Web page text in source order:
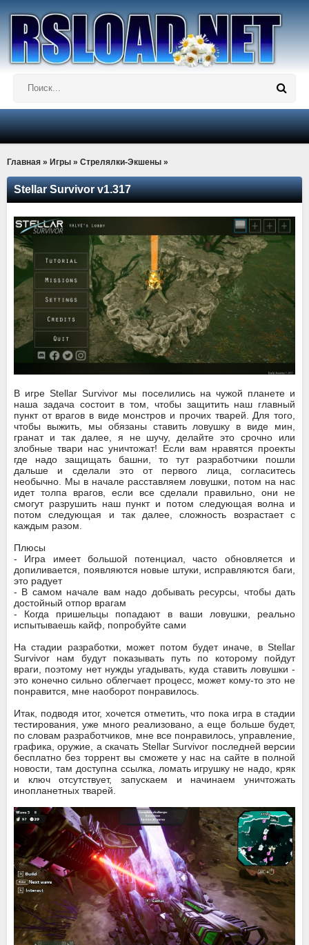
Главная » Игры » Стрелялки-Экшены »
Stellar Survivor v1.317
В игре Stellar Survivor мы поселились на чужой планете и
наша задача состоит в том, чтобы защитить наш главный
пункт от врагов в виде монстров и прочих тварей. Для того,
чтобы выжить, мы обязаны ставить ловушку в виде мин,
гранат и так далее, я не шучу, делайте это срочно или
злобные твари нас уничтожат! Если вам нравятся проекты
где надо защищать башни, то тут разработчики пошли
дальше и сделали это от первого лица, согласитесь
необычно. Мы в начале расставляем ловушки, потом на нас
идет толпа врагов, если все сделали правильно, они не
смогут разрушить наш пункт и потом следующая волна и
потом следующая и так далее, сложность возрастает с
каждым разом.
Плюсы
- Игра имеет большой потенциал, часто обновляется и
допиливается, появляются новые штуки, исправляются баги,
это радует
- В самом начале вам надо добывать ресурсы, чтобы дать
достойный отпор врагам
- Когда пришельцы попадают в ваши ловушки, реально
испытываешь кайф, попробуйте сами
На стадии разработки, может потом будет иначе, в Stellar
Survivor нам будут показывать путь по которому пойдут
враги, поэтому нет нужды угадывать, куда ставить ловушки -
это конечно сильно облегчает процесс, может кому-то это не
понравится, мне наоборот понравилось.
Итак, подводя итог, хочется отметить, что пока игра в стадии
тестирования, уже много реализовано, а еще больше будет,
по словам разработчиков, мне все понравилось, управление,
графика, оружие, а скачать Stellar Survivor последней версии
бесплатно без торрент вы сможете у нас на сайте в полной
новости, там доступна ссылка, ломать игрушку не надо, кряк
и ключ отсутствует, запускаем и начинаем уничтожать
инопланетных тварей.